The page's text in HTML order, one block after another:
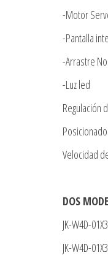
-Motor
-Pantalla
-Arrastre
-Luz led
Regulación
Velocidad
DOS
JK-W4D-
JK-W4D-